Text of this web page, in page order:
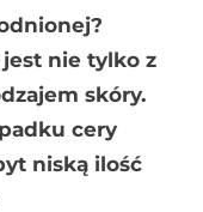
nie tylko z
skóry.
cery
niską ilość